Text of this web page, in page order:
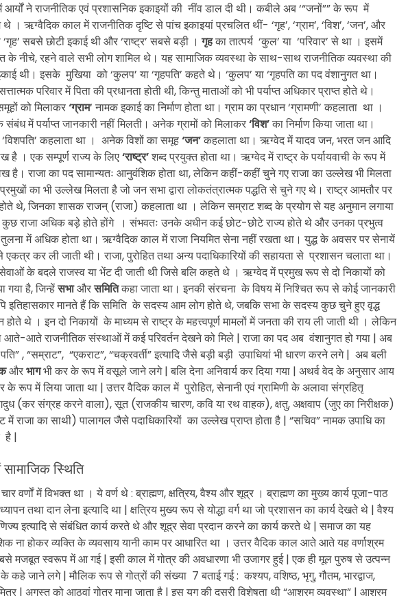
ने राजनीतिक एवं प्रशासनिक इकाइयों की नींव डाल दी थी। कबीले अब ‘“जनों”” के रूप में
। ऋग्वैदिक काल में राजनीतिक दृष्टि से पांच इकाइयां प्रचलित थीं- ‘गृह’, ‘ग्राम’, ‘विश’, ‘जन’, और
‘गृह’ सबसे छोटी इकाई थी और ‘राष्ट्र’ सबसे बड़ी ।गृहका तात्पर्य ‘कुल’ या ‘परिवार’ से था । इसमें
नीचे, रहने वाले सभी लोग शामिल थे। यह सामाजिक व्यवस्था के साथ-साथ राजनीतिक व्यवस्था की
थी। इसके मुखिया को ‘कुलप’ या ‘गृहपति’ कहते थे। ‘कुलप’ या ‘गृहपति का पद वंशानुगत था।
परिवार में पिता की प्रधानता होती थी, किन्तु माताओं को भी पर्याप्त अधिकार प्राप्त होते थे।
को मिलाकर‘ग्राम‘ नामक इकाई का निर्माण होता था। ग्राम का प्रधान ‘ग्रामणी’ कहलाता था ।
में पर्याप्त जानकारी नहीं मिलती। अनेक ग्रामों को मिलाकर‘विश’का निर्माण किया जाता था।
‘विशपति’ कहलाता था । अनेक विशों का समूह‘जन’कहलाता था। ऋग्वेद में यादव जन, भरत जन आदि
है । एक सम्पूर्ण राज्य के लिए‘राष्ट्र’शब्द प्रयुक्त होता था। ऋग्वेद में राष्ट्र के पर्यायवाची के रूप में
है। राजा का पद सामान्यतः आनुवंशिक होता था, लेकिन कहीं-कहीं चुने गए राजा का उल्लेख भी मिलता
का भी उल्लेख मिलता है जो जन सभा द्वारा लोकतंत्रात्मक पद्धति से चुने गए थे। राष्ट्र आमतौर पर
थे, जिनका शासक राजन् (राजा) कहलाता था । लेकिन सम्राट शब्द के प्रयोग से यह अनुमान लगाया
राजा अधिक बड़े होते होंगे । संभवतः उनके अधीन कई छोट-छोटे राज्य होते थे और उनका प्रभुत्व
में अधिक होता था। ऋग्वैदिक काल में राजा नियमित सेना नहीं रखता था। युद्ध के अवसर पर सेनायें
एकत्र कर ली जाती थी। राजा, पुरोहित तथा अन्य पदाधिकारियों की सहायता से प्रशासन चलाता था।
के बदले राजस्व या भेंट दी जाती थी जिसे बलि कहते थे । ऋग्वेद में प्रमुख रूप से दो निकायों को
गया है, जिन्हेंसभाऔरसमितिकहा जाता था। इनकी संरचना के विषय में निश्चित रूप से कोई जानकारी
इतिहासकार मानते हैं कि समिति के सदस्य आम लोग होते थे, जबकि सभा के सदस्य कुछ चुने हुए वृद्ध
थे । इन दो निकायों के माध्यम से राष्ट्र के महत्त्वपूर्ण मामलों में जनता की राय ली जाती थी । लेकिन
आते-आते राजनीतिक संस्थाओं में कई परिवर्तन देखने को मिले | राजा का पद अब वंशानुगत हो गया | अब
पति” , “सम्राट”, “एकराट”, “चक्रवर्ती” इत्यादि जैसे बड़ी बड़ी उपाधियां भी धारण करने लगे | अब बली
औरभागभी कर के रूप में वसूले जाने लगे | बलि देना अनिवार्य कर दिया गया | अथर्व वेद के अनुसार आय
के रूप में लिया जाता था | उत्तर वैदिक काल में पुरोहित, सेनानी एवं ग्रामिणी के अलावा संग्रहितृ
(कर संग्रह करने वाला), सूत (राजकीय चारण, कवि या रथ वाहक), क्षतु, अक्षवाप (जुए का निरीक्षक)
राजा का साथी) पालागल जैसे पदाधिकारियों का उल्लेख प्राप्त होता है | “सचिव” नामक उपाधि का
है |
स्थिति
वर्णों में विभक्त था । ये वर्ण थे : ब्राह्मण, क्षत्रिय, वैश्य और शूद्र । ब्राह्मण का मुख्य कार्य पूजा-पाठ
तथा दान लेना इत्यादि था | क्षत्रिय मुख्य रूप से योद्धा वर्ग था जो प्रशासन का कार्य देखते थे | वैश्य
इत्यादि से संबंधित कार्य करते थे और शूद्र सेवा प्रदान करने का कार्य करते थे | समाज का यह
ना होकर व्यक्ति के व्यवसाय यानी काम पर आधारित था । उत्तर वैदिक काल आते आते यह वर्णाश्रम
मजबूत स्वरूप में आ गई | इसी काल में गोत्र की अवधारणा भी उजागर हुई | एक ही मूल पुरुष से उत्पन्न
कहे जाने लगे | मौलिक रूप से गोत्रों की संख्या 7 बताई गई : कश्यप, वशिष्ठ, भृगु, गौतम, भारद्वाज,
| अगस्त को आठवां गोत्र माना जाता है | इस युग की दूसरी विशेषता थी “आश्रम व्यवस्था” | आश्रम